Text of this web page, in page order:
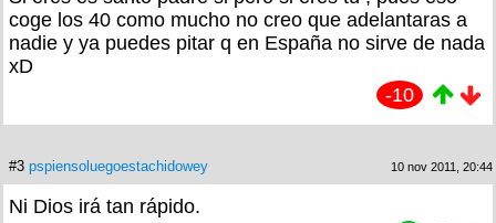
coge los 40 como mucho no creo que adelantaras a
nadie y ya puedes pitar q en España no sirve de nada
xD
-10
#3 pspiensoluegoestachidowey 10 nov 2011, 20:44
Ni Dios irá tan rápido.